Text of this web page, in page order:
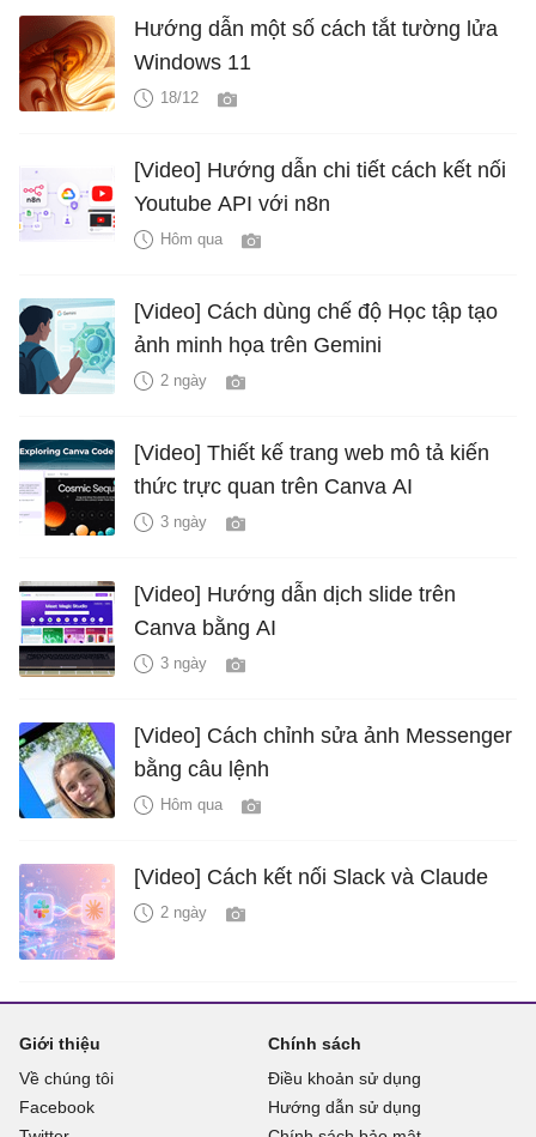
Hướng dẫn một số cách tắt tường lửa
Windows 11
18/12
[Video] Hướng dẫn chi tiết cách kết nối
Youtube API với n8n
Hôm qua
[Video] Cách dùng chế độ Học tập tạo
ảnh minh họa trên Gemini
2 ngày
[Video] Thiết kế trang web mô tả kiến
thức trực quan trên Canva AI
3 ngày
[Video] Hướng dẫn dịch slide trên
Canva bằng AI
3 ngày
[Video] Cách chỉnh sửa ảnh Messenger
bằng câu lệnh
Hôm qua
[Video] Cách kết nối Slack và Claude
2 ngày
Giới thiệu
Về chúng tôi
Facebook
Chính sách
Điều khoản sử dụng
Hướng dẫn sử dụng